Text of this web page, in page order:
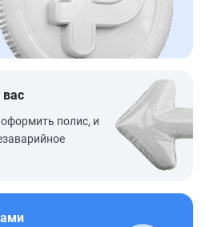
полис, и